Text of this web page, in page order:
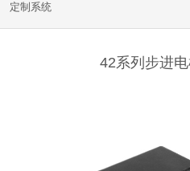
定制系统
42系列步进电